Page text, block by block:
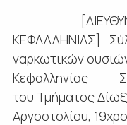
[ΔΙΕΥΘΥΝΣΗ
ΚΕΦΑΛΛΗΝΙΑΣ]
ναρκωτικών
Κεφαλληνίας
του Τμήματος
Αργοστολίου,